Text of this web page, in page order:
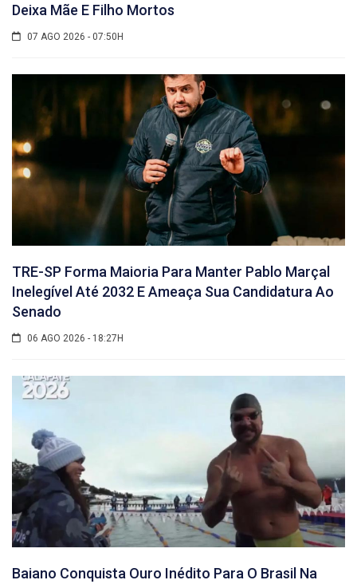
Deixa Mãe E Filho Mortos
07 AGO 2026 - 07:50H
TRE-SP Forma Maioria Para Manter Pablo Marçal
Inelegível Até 2032 E Ameaça Sua Candidatura Ao
Senado
06 AGO 2026 - 18:27H
Baiano Conquista Ouro Inédito Para O Brasil Na